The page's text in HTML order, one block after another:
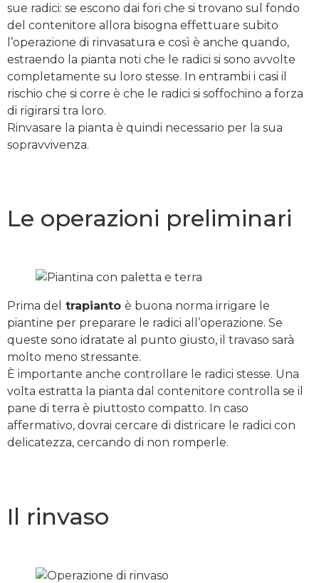
sue radici: se escono dai fori che si trovano sul fondo
del contenitore allora bisogna effettuare subito
l’operazione di rinvasatura e così è anche quando,
estraendo la pianta noti che le radici si sono avvolte
completamente su loro stesse. In entrambi i casi il
rischio che si corre è che le radici si soffochino a forza
di rigirarsi tra loro.
Rinvasare la pianta è quindi necessario per la sua
sopravvivenza.
Le operazioni preliminari
Prima del trapianto è buona norma irrigare le
piantine per preparare le radici all’operazione. Se
queste sono idratate al punto giusto, il travaso sarà
molto meno stressante.
È importante anche controllare le radici stesse. Una
volta estratta la pianta dal contenitore controlla se il
pane di terra è piuttosto compatto. In caso
affermativo, dovrai cercare di districare le radici con
delicatezza, cercando di non romperle.
Il rinvaso